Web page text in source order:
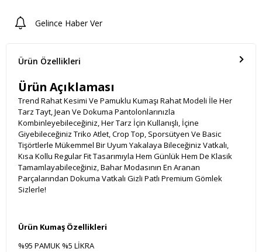
Gelince Haber Ver
Ürün Özellikleri
Ürün Açıklaması
Trend Rahat Kesimi Ve Pamuklu Kumaşı Rahat Modeli İle Her
Tarz Tayt, Jean Ve Dokuma Pantolonlarınızla
Kombinleyebileceğiniz, Her Tarz İçin Kullanışlı, İçine
Giyebileceğiniz Triko Atlet, Crop Top, Sporsütyen Ve Basic
Tişörtlerle Mükemmel Bir Uyum Yakalaya Bileceğiniz Vatkalı,
Kısa Kollu Regular Fit Tasarımıyla Hem Günlük Hem De Klasik
Tamamlayabileceğiniz, Bahar Modasının En Aranan
Parçalarından Dokuma Vatkalı Gizli Patlı Premium Gömlek
Sizlerle!
Ürün Kumaş Özellikleri
%95 PAMUK %5 LİKRA